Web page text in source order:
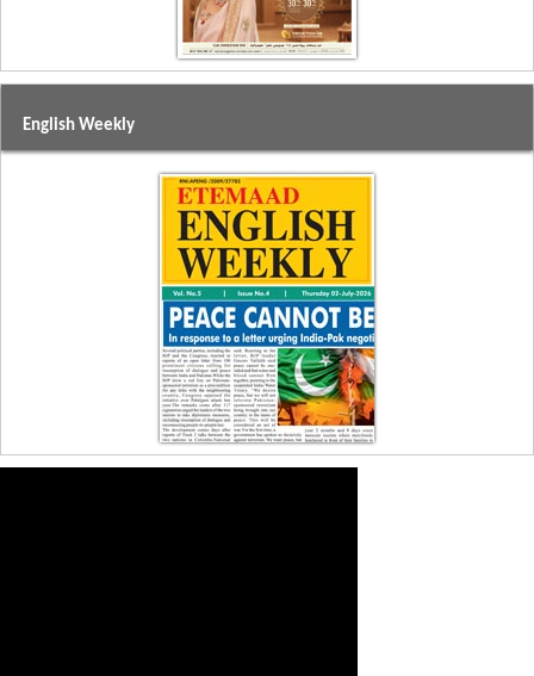
English Weekly